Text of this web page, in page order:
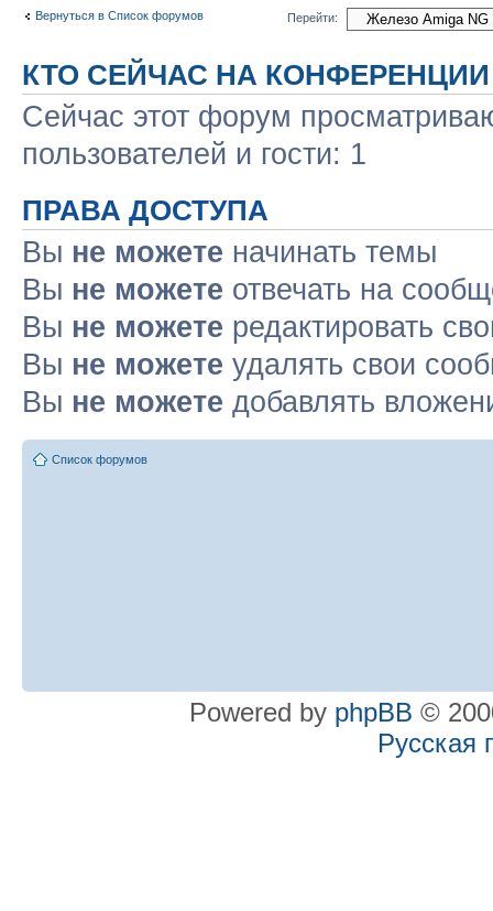
Вернуться в Список форумов Перейти:
КТО СЕЙЧАС НА КОНФЕРЕНЦИИ
Сейчас этот форум
пользователей и гости: 1
ПРАВА ДОСТУПА
Вы не можете начинать темы
Вы не можете отвечать на
Вы не можете редактировать
Вы не можете удалять свои
Вы не можете добавлять
Список форумов
Powered by phpBB ©
Русская